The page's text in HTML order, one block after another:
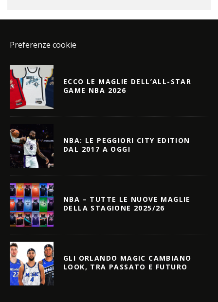
Preferenze cookie
ECCO LE MAGLIE DELL’ALL-STAR
GAME NBA 2026
NBA: LE PEGGIORI CITY EDITION
DAL 2017 A OGGI
NBA – TUTTE LE NUOVE MAGLIE
DELLA STAGIONE 2025/26
GLI ORLANDO MAGIC CAMBIANO
LOOK, TRA PASSATO E FUTURO